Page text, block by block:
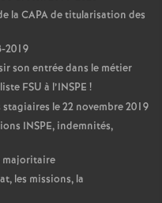
la CAPAde titularisation des
2019
son entrée dans le métier
FSU à l’INSPE !
le 22 novembre 2019
INSPE, indemnités,
les missions, la